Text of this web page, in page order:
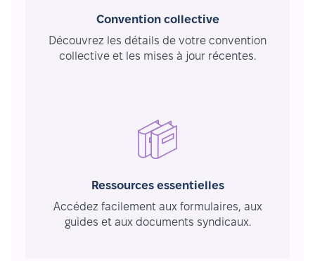
Convention collective
Découvrez les détails de votre convention
collective et les mises à jour récentes.
Ressources essentielles
Accédez facilement aux formulaires, aux
guides et aux documents syndicaux.